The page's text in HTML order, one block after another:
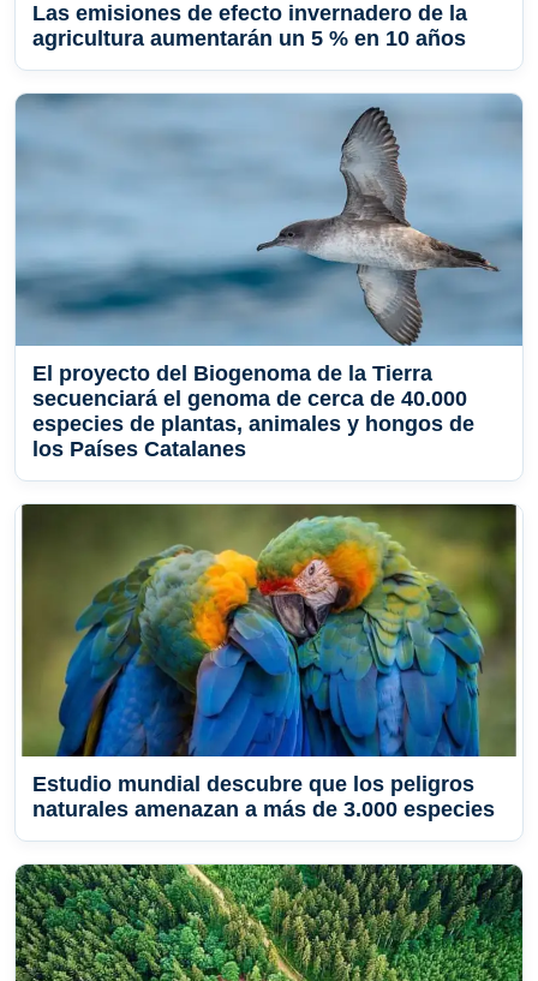
Las emisiones de efecto invernadero de la
agricultura aumentarán un 5 % en 10 años
El proyecto del Biogenoma de la Tierra
secuenciará el genoma de cerca de 40.000
especies de plantas, animales y hongos de
los Países Catalanes
Estudio mundial descubre que los peligros
naturales amenazan a más de 3.000 especies